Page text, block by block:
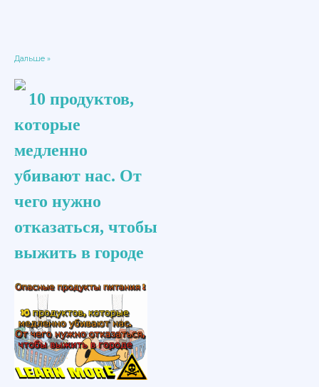
Дальше »
10 продуктов,
которые
медленно
убивают нас. От
чего нужно
отказаться, чтобы
выжить в городе